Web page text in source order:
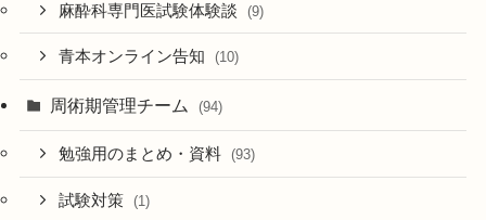
麻酔科専門医試験体験談 (9)
青本オンライン告知 (10)
周術期管理チーム (94)
勉強用のまとめ・資料 (93)
試験対策 (1)